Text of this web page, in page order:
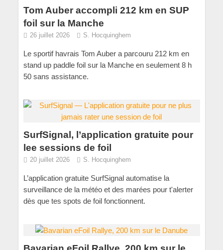
Tom Auber accompli 212 km en SUP
foil sur la Manche
26 juillet 2026 S. Hocquinghem
Le sportif havrais Tom Auber a parcouru 212 km en
stand up paddle foil sur la Manche en seulement 8 h
50 sans assistance.
SurfSignal, l’application gratuite pour
lee sessions de foil
20 juillet 2026 S. Hocquinghem
L’application gratuite SurfSignal automatise la
surveillance de la météo et des marées pour t'alerter
dès que tes spots de foil fonctionnent.